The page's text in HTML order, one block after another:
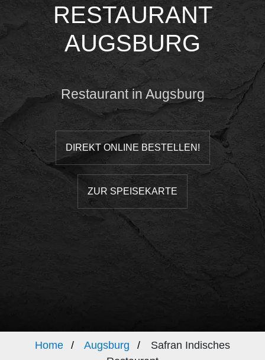
RESTAURANT
AUGSBURG
Restaurant in Augsburg
DIREKT ONLINE BESTELLEN!
ZUR SPEISEKARTE
Home Augsburg
Safran Indisches